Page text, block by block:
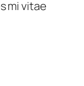
mi vitae